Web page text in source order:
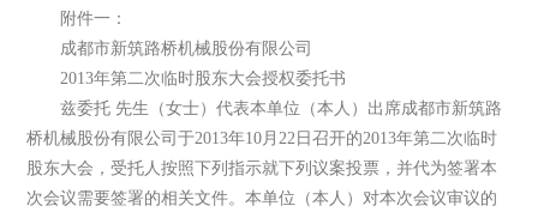
附件一：
成都市新筑路桥机械股份有限公司
2013年第二次临时股东大会授权委托书
兹委托 先生（女士）代表本单位（本人）出席成都市新筑路
桥机械股份有限公司于2013年10月22日召开的2013年第二次临时
股东大会，受托人按照下列指示就下列议案投票，并代为签署本
次会议需要签署的相关文件。本单位（本人）对本次会议审议的